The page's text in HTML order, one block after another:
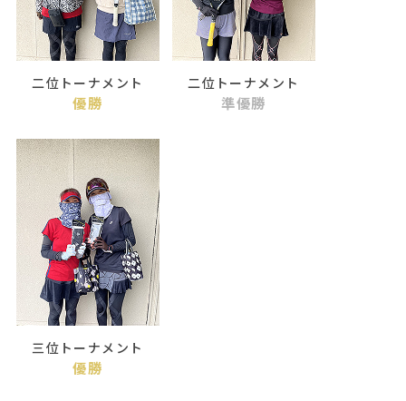
二位トーナメント
優勝
二位トーナメント
準優勝
三位トーナメント
優勝